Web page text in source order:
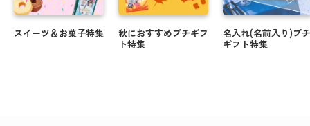
スイーツ＆お菓子特集
秋におすすめプチギフ
ト特集
名入れ(名前入り)プチ
ギフト特集